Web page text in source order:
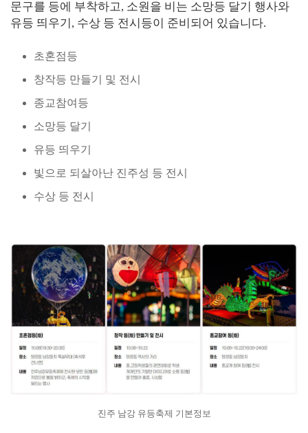
문구를 등에 부착하고, 소원을 비는 소망등 달기 행사와
유등 띄우기, 수상 등 전시등이 준비되어 있습니다.
초혼점등
창작등 만들기 및 전시
종교참여등
소망등 달기
유등 띄우기
빛으로 되살아난 진주성 등 전시
수상 등 전시
진주 남강 유등축제 기본정보